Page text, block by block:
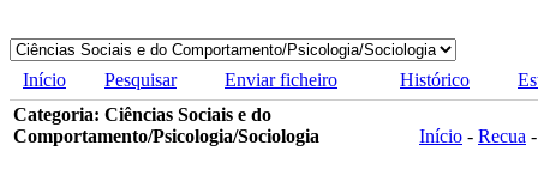
Início Pesquisar Enviar ficheiro Histórico
Categoria: Ciências Sociais e do
Comportamento/Psicologia/Sociologia
Início - Recua